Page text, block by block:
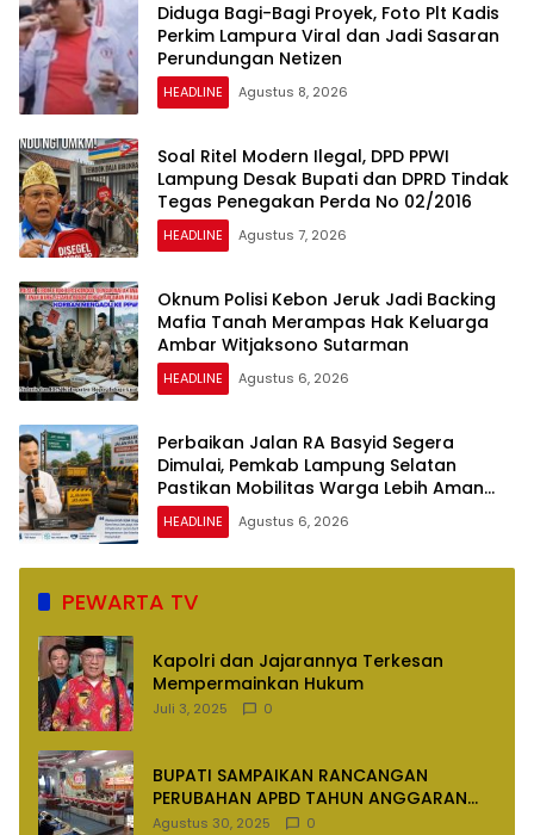
Diduga Bagi-Bagi Proyek, Foto Plt Kadis
Perkim Lampura Viral dan Jadi Sasaran
Perundungan Netizen
HEADLINE Agustus 8, 2026
Soal Ritel Modern Ilegal, DPD PPWI
Lampung Desak Bupati dan DPRD Tindak
Tegas Penegakan Perda No 02/2016
HEADLINE Agustus 7, 2026
Oknum Polisi Kebon Jeruk Jadi Backing
Mafia Tanah Merampas Hak Keluarga
Ambar Witjaksono Sutarman
HEADLINE Agustus 6, 2026
Perbaikan Jalan RA Basyid Segera
Dimulai, Pemkab Lampung Selatan
Pastikan Mobilitas Warga Lebih Aman
dan Nyaman
HEADLINE Agustus 6, 2026
PEWARTA TV
Kapolri dan Jajarannya Terkesan
Mempermainkan Hukum
Juli 3, 2025 0
BUPATI SAMPAIKAN RANCANGAN
PERUBAHAN APBD TAHUN ANGGARAN
2025
Agustus 30, 2025 0